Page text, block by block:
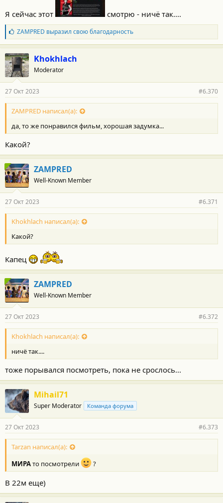
и
:
Я сейчас этот смотрю - ничё так....
Б
л
а
г
о
д
а
н
о
с
и
:
ZAMPRED выразил свою благодарность
Khokhlach
Moderator
27 Окт 2023 #6.370
ZAMPRED написал(а):
да, то же понравился фильм, хорошая задумка...
Какой?
ZAMPRED
Well-Known Member
27 Окт 2023 #6.371
Khokhlach написал(а):
Какой?
Капец
ZAMPRED
Well-Known Member
27 Окт 2023 #6.372
Khokhlach написал(а):
ничё так....
тоже порывался посмотреть, пока не срослось...
Mihail71
Super Moderator Команда форума
27 Окт 2023 #6.373
Tarzan написал(а):
МИРАто посмотрели ?
В 22м еще)